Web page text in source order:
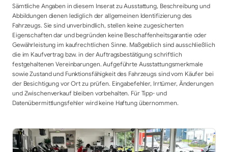
Sämtliche Angaben in diesem Inserat zu Ausstattung, Beschreibung und
Abbildungen dienen lediglich der allgemeinen Identifizierung des
Fahrzeugs. Sie sind unverbindlich, stellen keine zugesicherten
Eigenschaften dar und begründen keine Beschaffenheitsgarantie oder
Gewährleistung im kaufrechtlichen Sinne. Maßgeblich sind ausschließlich
die im Kaufvertrag bzw. in der Auftragsbestätigung schriftlich
festgehaltenen Vereinbarungen. Aufgeführte Ausstattungsmerkmale
sowie Zustand und Funktionsfähigkeit des Fahrzeugs sind vom Käufer bei
der Besichtigung vor Ort zu prüfen. Eingabefehler, Irrtümer, Änderungen
und Zwischenverkauf bleiben vorbehalten. Für Tipp- und
Datenübermittlungsfehler wird keine Haftung übernommen.